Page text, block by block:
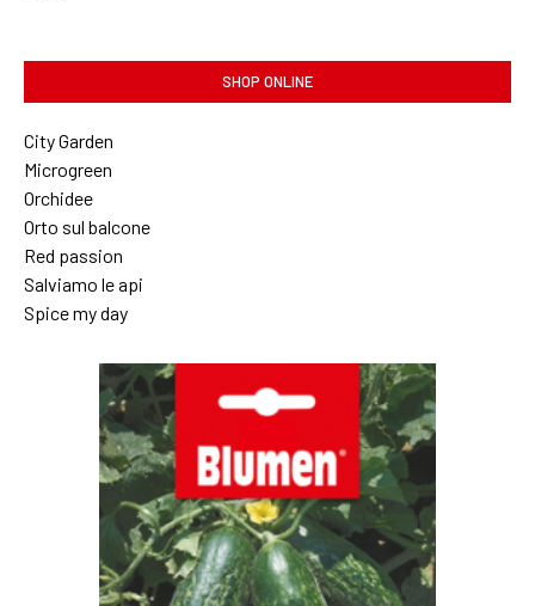
SHOP ONLINE
City Garden
Microgreen
Orchidee
Orto sul balcone
Red passion
Salviamo le api
Spice my day